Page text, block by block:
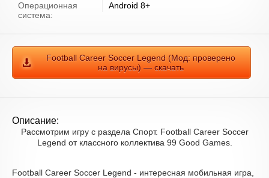
Операционная
система:
Android 8+
Football Career Soccer Legend (Мод: проверено
на вирусы) — скачать
Описание:
Рассмотрим игру с раздела Спорт. Football Career Soccer
Legend от классного коллектива 99 Good Games.
Football Career Soccer Legend - интересная мобильная игра,